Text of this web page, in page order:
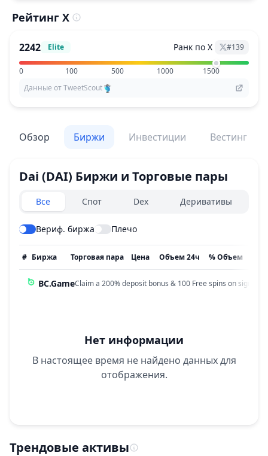
Рейтинг X
2242 Elite Ранк по X #139
0 100 500 1000
1500
Данные от TweetScout
Обзор Биржи Инвестиции Вестинг
Dai (DAI) Биржи и Торговые пары
Exchanges type
Все Спот Dex Деривативы
Вериф. биржа Плечо
# Биржа Торговая пара Цена Объем 24ч % Объем
BC.GameClaim a 200% deposit bonus & 100 Free spins on sign up!
Нет информации
В настоящее время не найдено данных для
отображения.
Трендовые активы